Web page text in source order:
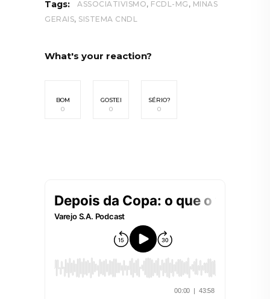
Tags: ASSOCIATIVISMO, FCDL-MG , MINAS
GERAIS, SISTEMA CNDL
What's your reaction?
BOM
0
GOSTEI
0
SÉRIO?
0